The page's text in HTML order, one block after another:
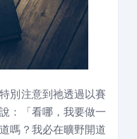
別注意到祂透過以賽
：「看哪，我要做一
嗎？我必在曠野開道